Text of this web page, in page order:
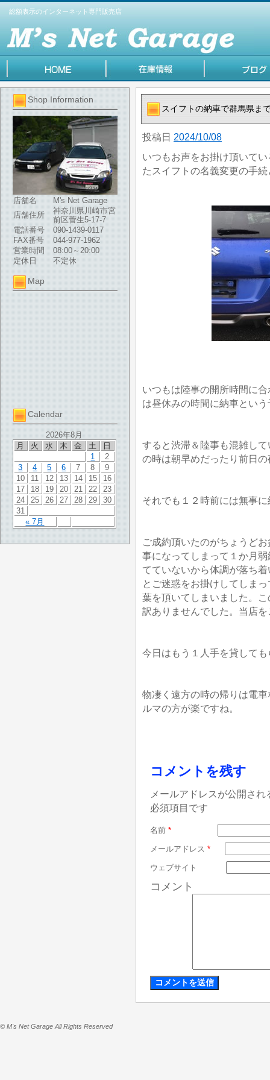
総額表示のインターネット専門販売店
Shop Information
店舗名
M's Net Garage
店舗住所
神奈川県川崎市宮
前区菅生5-17-7
電話番号
090-1439-0117
FAX番号
044-977-1962
営業時間
08:00～20:00
定休日
不定休
Map
Calendar
2026年8月
月
火 水 木 金 土 日
« 7月
1
2
3
4 5 6 7 8
9
10
11 12 13 14 15
16
17
18 19 20 21 22
23
24
25 26 27 28 29
30
31
スイフトの納車で群馬県ま
投稿日 2024/10/08
いつもお声をお掛け頂いて
たスイフトの名義変更の手
いつもは陸事の開所時間に
は昼休みの時間に納車とい
すると渋滞＆陸事も混雑し
の時は朝早めだったり前日
それでも１２時前には無事
ご成約頂いたのがちょうど
事になってしまって１か月
てていないから体調が落ち
とご迷惑をお掛けしてしま
葉を頂いてしまいました。
訳ありませんでした。当店
今日はもう１人手を貸して
物凄く遠方の時の帰りは電
ルマの方が楽ですね。
コメントを残す
メールアドレスが公開さ
必須項目です
名前 *
メールアドレス *
ウェブサイト
コメント
© M's Net Garage All Rights Reserved